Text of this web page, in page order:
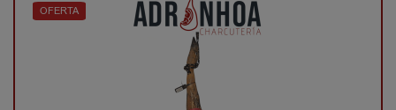
OFERTA